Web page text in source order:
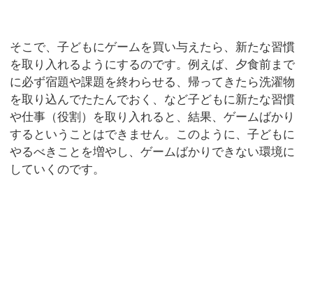
そこで、子どもにゲームを買い与えたら、新たな習慣
を取り入れるようにするのです。例えば、夕食前まで
に必ず宿題や課題を終わらせる、帰ってきたら洗濯物
を取り込んでたたんでおく、など子どもに新たな習慣
や仕事（役割）を取り入れると、結果、ゲームばかり
するということはできません。このように、子どもに
やるべきことを増やし、ゲームばかりできない環境に
していくのです。